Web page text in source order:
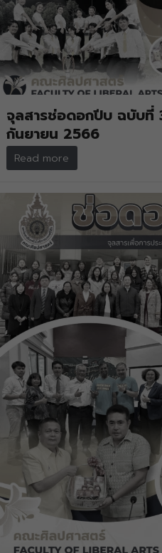
จุลสารช่อดอกปีบ ฉบับที่
กันยายน 2566
Read more